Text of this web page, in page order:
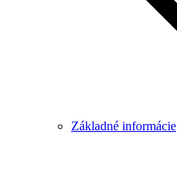
Základné informácie